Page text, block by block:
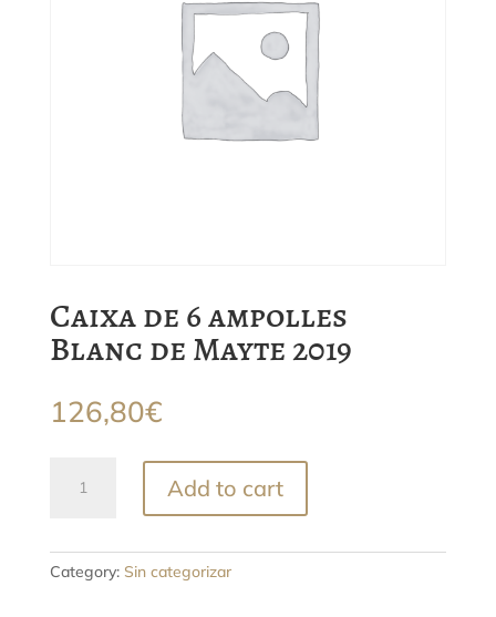
Caixa de 6 ampolles
Blanc de Mayte 2019
126,80€
Blanc
Add to cart
Category: Sin categorizar